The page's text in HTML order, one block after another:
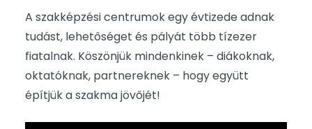
A szakképzési centrumok egy évtizede adnak
tudást, lehetőséget és pályát több tízezer
fiatalnak. Köszönjük mindenkinek – diákoknak,
oktatóknak, partnereknek – hogy együtt
építjük a szakma jövőjét!